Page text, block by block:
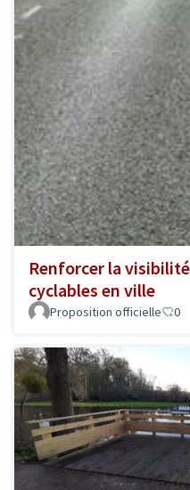
Renforcer la
cyclables en ville
Proposition officielle 0